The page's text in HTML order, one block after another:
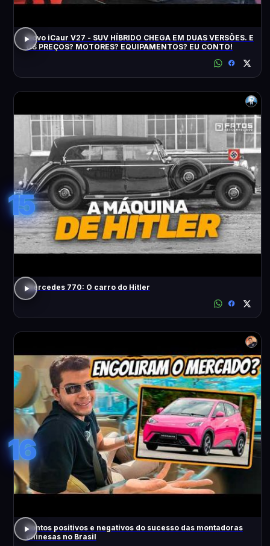
Novo iCaur V27 - SUV HÍBRIDO CHEGA EM DUAS VERSÕES. E
OS PREÇOS? MOTORES? EQUIPAMENTOS? EU CONTO!
15
Mercedes 770: O carro do Hitler
16
Pontos positivos e negativos do sucesso das montadoras
chinesas no Brasil